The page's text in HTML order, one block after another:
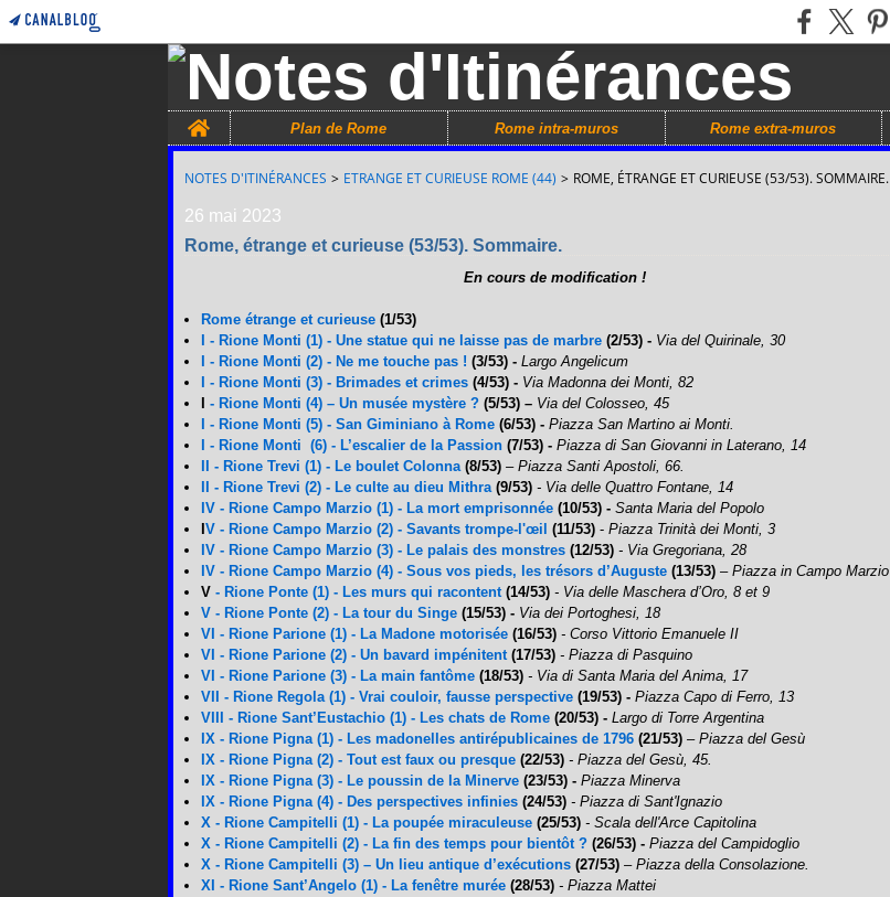
Home
Plan de Rome Rome intra-muros Rome extra-muros
NOTES D'ITINÉRANCES > ETRANGE ET CURIEUSE ROME (44) > ROME, ÉTRANGE ET CURIEUSE (53/53). SOMMAIRE.
26 mai 2023
Rome, étrange et curieuse (53/53). Sommaire.
En cours de modification !
Rome étrange et curieuse (1/53)
I - Rione Monti (1) - Une statue qui ne laisse pas de marbre (2/53) - Via del Quirinale, 30
I - Rione Monti (2) - Ne me touche pas ! (3/53) - Largo Angelicum
I - Rione Monti (3) - Brimades et crimes (4/53) - Via Madonna dei Monti, 82
- Rione Monti (4) – Un musée mystère ? (5/53) – Via del Colosseo, 45
I - Rione Monti (5) - San Giminiano à Rome (6/53) - Piazza San Martino ai Monti.
I - Rione Monti (6) - L’escalier de la Passion (7/53) - Piazza di San Giovanni in Laterano, 14
II - Rione Trevi (1) - Le boulet Colonna(8/53) – Piazza Santi Apostoli, 66.
II - Rione Trevi (2) - Le culte au dieu Mithra(9/53) - Via delle Quattro Fontane, 14
IV - Rione Campo Marzio (1) - La mort emprisonnée (10/53) - Santa Maria del Popolo
V - Rione Campo Marzio (2) - Savants trompe-l'œil (11/53) - Piazza Trinità dei Monti, 3
IV - Rione Campo Marzio (3) - Le palais des monstres (12/53) - Via Gregoriana, 28
IV - Rione Campo Marzio (4) - Sous vos pieds, les trésors d’Auguste (13/53) – Piazza in Campo Marzio
V - Rione Ponte (1) - Les murs qui racontent (14/53) - Via delle Maschera d’Oro, 8 et 9
V - Rione Ponte (2) - La tour du Singe (15/53) - Via dei Portoghesi, 18
VI - Rione Parione (1) - La Madone motorisée (16/53) - Corso Vittorio Emanuele II
VI - Rione Parione (2) - Un bavard impénitent(17/53) - Piazza di Pasquino
VI - Rione Parione (3) - La main fantôme (18/53) - Via di Santa Maria del Anima, 17
VII - Rione Regola (1) - Vrai couloir, fausse perspective (19/53) - Piazza Capo di Ferro, 13
VIII - Rione Sant’Eustachio (1) - Les chats de Rome (20/53) - Largo di Torre Argentina
IX - Rione Pigna (1) - Les madonelles antirépublicaines de 1796 (21/53) – Piazza del Gesù
IX - Rione Pigna (2) - Tout est faux ou presque (22/53) - Piazza del Gesù, 45.
IX - Rione Pigna (3) - Le poussin de la Minerve (23/53) - Piazza Minerva
IX - Rione Pigna (4) - Des perspectives infinies (24/53) - Piazza di Sant'Ignazio
X - Rione Campitelli (1) - La poupée miraculeuse (25/53) - Scala dell'Arce Capitolina
X - Rione Campitelli (2) - La fin des temps pour bientôt ? (26/53) - Piazza del Campidoglio
X - Rione Campitelli (3) – Un lieu antique d’exécutions (27/53) – Piazza della Consolazione.
XI - Rione Sant’Angelo (1) - La fenêtre murée (28/53) - Piazza Mattei